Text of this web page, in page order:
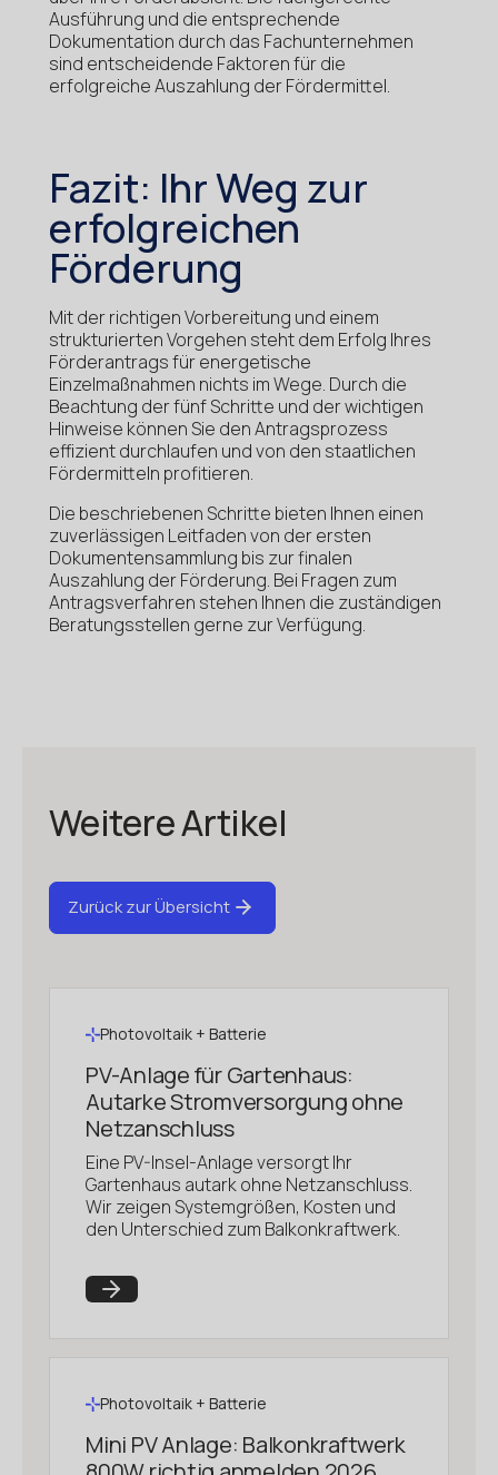
Ausführung und die entsprechende
Dokumentation durch das Fachunternehmen
sind entscheidende Faktoren für die
erfolgreiche Auszahlung der Fördermittel.
Fazit: Ihr Weg zur
erfolgreichen
Förderung
Mit der richtigen Vorbereitung und einem
strukturierten Vorgehen steht dem Erfolg Ihres
Förderantrags für energetische
Einzelmaßnahmen nichts im Wege. Durch die
Beachtung der fünf Schritte und der wichtigen
Hinweise können Sie den Antragsprozess
effizient durchlaufen und von den staatlichen
Fördermitteln profitieren.
Die beschriebenen Schritte bieten Ihnen einen
zuverlässigen Leitfaden von der ersten
Dokumentensammlung bis zur finalen
Auszahlung der Förderung. Bei Fragen zum
Antragsverfahren stehen Ihnen die zuständigen
Beratungsstellen gerne zur Verfügung.
Weitere Artikel
Zurück zur Übersicht
Photovoltaik + Batterie
PV-Anlage für Gartenhaus:
Autarke Stromversorgung ohne
Netzanschluss
Eine PV-Insel-Anlage versorgt Ihr
Gartenhaus autark ohne Netzanschluss.
Wir zeigen Systemgrößen, Kosten und
den Unterschied zum Balkonkraftwerk.
Photovoltaik + Batterie
Mini PV Anlage: Balkonkraftwerk